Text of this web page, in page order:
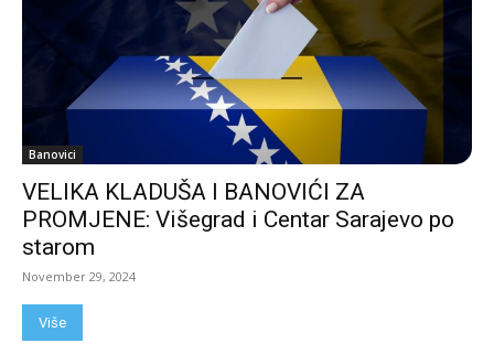
Banovici
VELIKA KLADUŠA I BANOVIĆI ZA
PROMJENE: Višegrad i Centar Sarajevo po
starom
November 29, 2024
Više